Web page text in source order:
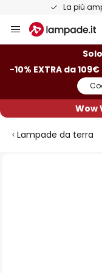
La più
Salta
al
Solo
-10% EXTRA da
Wow
Lampade da terra